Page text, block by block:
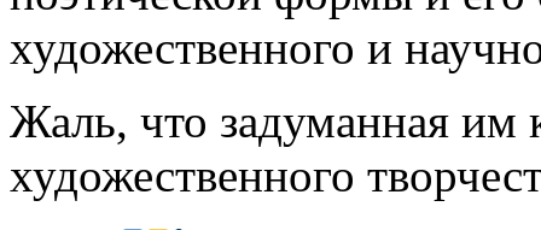
художественного и
Жаль, что задуманная им
художественного